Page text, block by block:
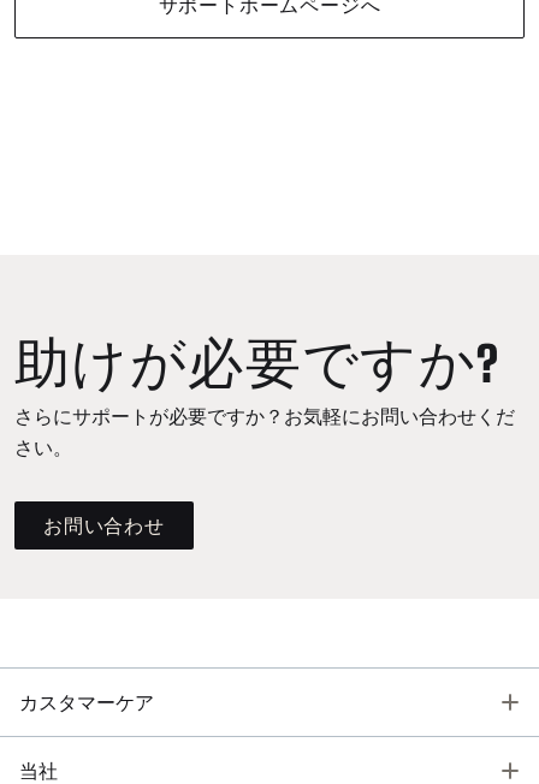
サポートホームページへ
助けが必要ですか?
さらにサポートが必要ですか？お気軽にお問い合わせくだ
さい。
お問い合わせ
カスタマーケア
当社